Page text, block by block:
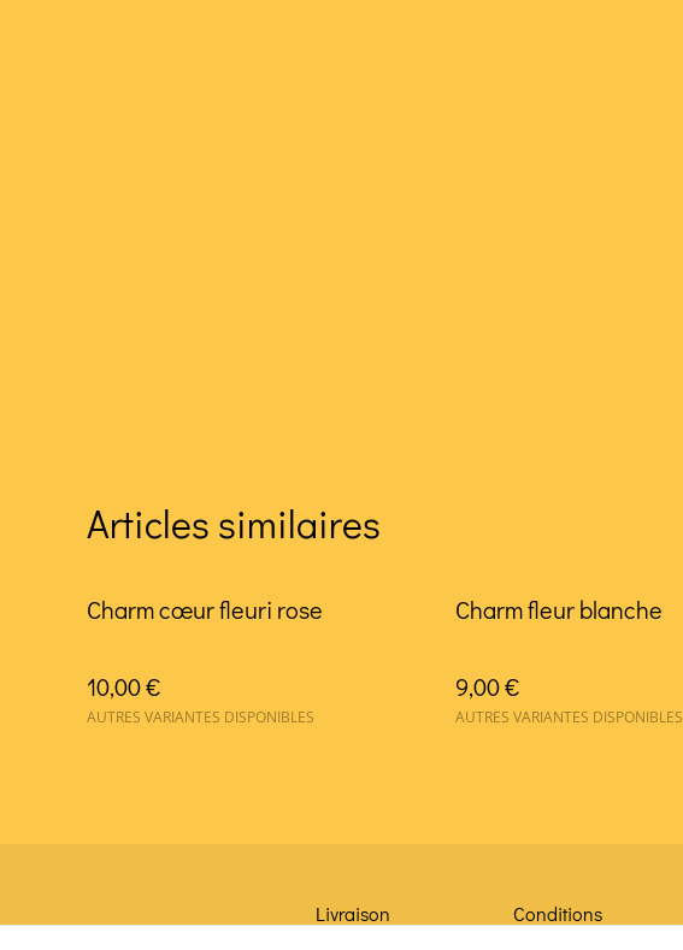
Articles similaires
Charm cœur fleuri rose
10,00 €
AUTRES VARIANTES DISPONIBLES
Charm fleur blanche
9,00 €
AUTRES VARIANTES DISPONIBLES
Livraison Conditions